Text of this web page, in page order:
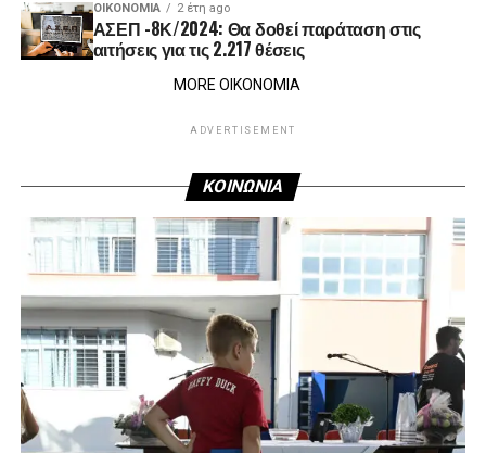
ΟΙΚΟΝΟΜΊΑ 2 έτη ago
ΑΣΕΠ -8Κ/2024: Θα δοθεί παράταση στις
αιτήσεις για τις 2.217 θέσεις
MORE ΟΙΚΟΝΟΜΙΑ
ADVERTISEMENT
ΚΟΙΝΩΝΙΑ